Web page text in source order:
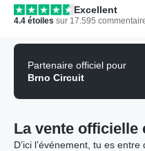
Excellent
4.4 étoiles sur 17.595
Partenaire officiel pour
Brno Circuit
La vente officielle
D’ici l’événement, tu es